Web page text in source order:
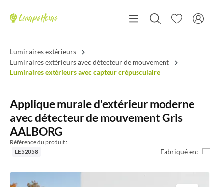
Luminaires extérieurs
Luminaires extérieurs avec détecteur de mouvement
Luminaires extérieurs avec capteur crépusculaire
Applique murale d'extérieur moderne
avec détecteur de mouvement Gris
AALBORG
Référence du produit :
LE52058
Fabriqué en: